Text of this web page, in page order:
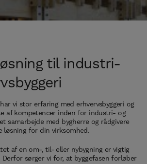
til industri-
har vi stor erfaring med erhvervsbyggeri og
af kompetencer inden for industri- og
samarbejde med bygherre og rådgivere
løsning for din virksomhed.
af en om-, til- eller nybygning er vigtig
sørger vi for, at byggefasen forløber